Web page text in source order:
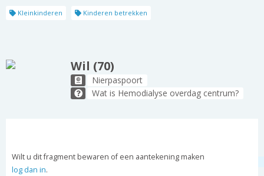
Kleinkinderen Kinderen betrekken
Wil (70)
Nierpaspoort
Wat is Hemodialyse overdag centrum?
Wilt u dit fragment bewaren of een aantekening maken
log dan in.